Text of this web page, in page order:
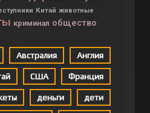
Китай животные
криминал общество
Австралия Англия
США Франция
деньги дети